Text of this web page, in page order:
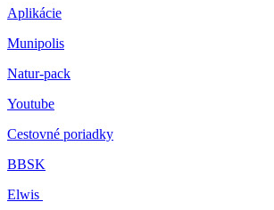
Aplikácie
Munipolis
Natur-pack
Youtube
Cestovné poriadky
BBSK
Elwis